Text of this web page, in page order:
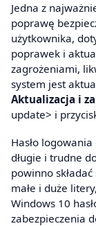
Jedna z
poprawę
użytkownika,
poprawek i
zagrożeniami,
system jest
Aktualizacja i
update> i
Hasło
długie i trudne
powinno
małe i duże
Windows 10
zabezpieczenia